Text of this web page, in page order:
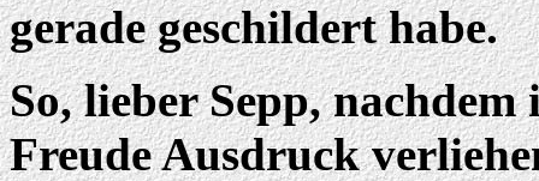
gerade geschildert habe.
So, lieber Sepp,
Freude Ausdruck